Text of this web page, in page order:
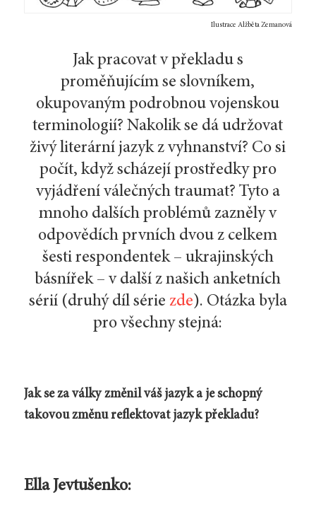
Ilustrace Alžběta Zemanová
Jak pracovat v překladu s
proměňujícím se slovníkem,
okupovaným podrobnou vojenskou
terminologií? Nakolik se dá udržovat
živý literární jazyk z vyhnanství? Co si
počít, když scházejí prostředky pro
vyjádření válečných traumat? Tyto a
mnoho dalších problémů zazněly v
odpovědích prvních dvou z celkem
šesti respondentek – ukrajinských
básnířek – v další z našich anketních
sérií (druhý díl série zde). Otázka byla
pro všechny stejná:
Jak se za války změnil váš jazyk a je schopný
takovou změnu reflektovat jazyk překladu?
Ella Jevtušenko: